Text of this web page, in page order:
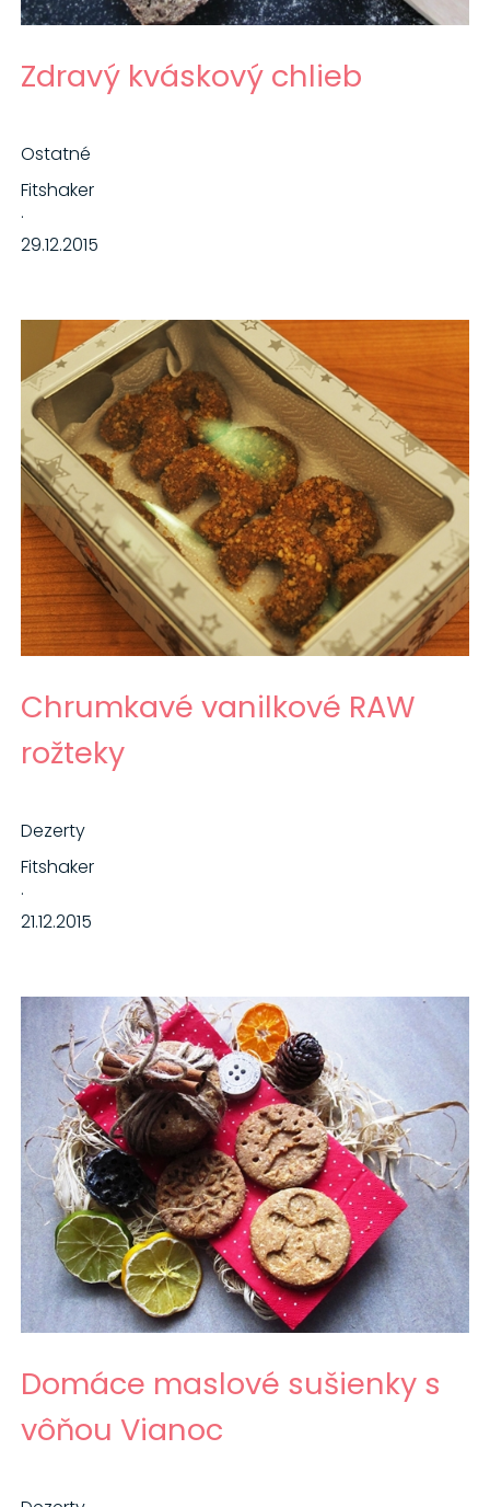
Zdravý kváskový chlieb
Ostatné
Fitshaker
·
29.12.2015
Chrumkavé vanilkové RAW
rožteky
Dezerty
Fitshaker
·
21.12.2015
Domáce maslové sušienky s
vôňou Vianoc